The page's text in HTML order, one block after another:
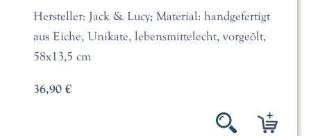
Hersteller: Jack & Lucy; Material: handgefertigt
aus Eiche, Unikate, lebensmittelecht, vorgeölt,
58x13,5 cm
36,90 €